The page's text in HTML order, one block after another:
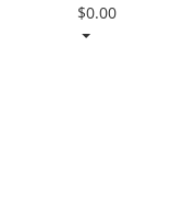
$0.00